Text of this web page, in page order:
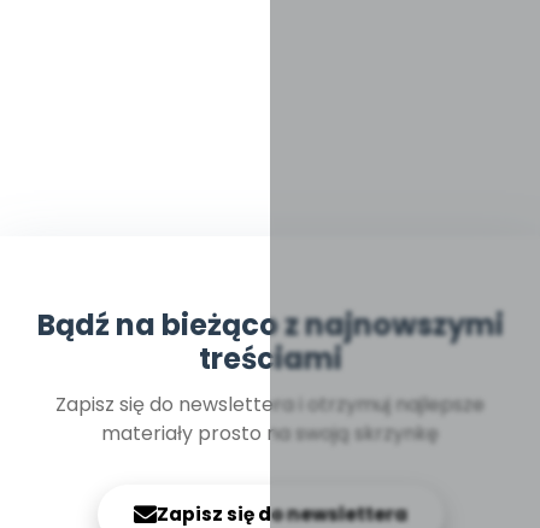
Bądź na bieżąco z najnowszymi
treściami
Zapisz się do newslettera i otrzymuj najlepsze
materiały prosto na swoją skrzynkę
Zapisz się do newslettera